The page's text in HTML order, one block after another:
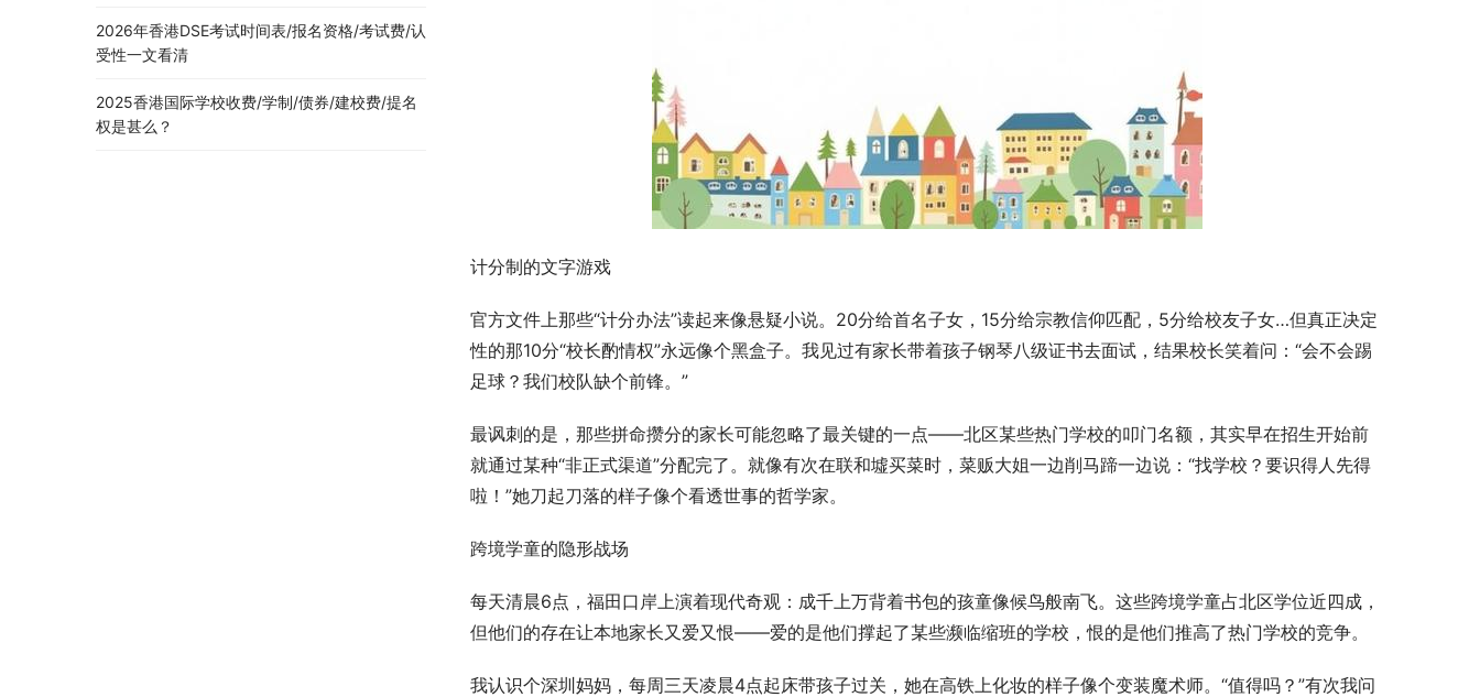
计分制的文字游戏
官方文件上那些“计分办法”读起来像悬疑小说。20分给首名子女，15分给宗教信仰匹配，5分给校友子女…但真正决定
性的那10分“校长酌情权”永远像个黑盒子。我见过有家长带着孩子钢琴八级证书去面试，结果校长笑着问：“会不会踢
足球？我们校队缺个前锋。”
最讽刺的是，那些拼命攒分的家长可能忽略了最关键的一点——北区某些热门学校的叩门名额，其实早在招生开始前
就通过某种“非正式渠道”分配完了。就像有次在联和墟买菜时，菜贩大姐一边削马蹄一边说：“找学校？要识得人先得
啦！”她刀起刀落的样子像个看透世事的哲学家。
跨境学童的隐形战场
每天清晨6点，福田口岸上演着现代奇观：成千上万背着书包的孩童像候鸟般南飞。这些跨境学童占北区学位近四成，
但他们的存在让本地家长又爱又恨——爱的是他们撑起了某些濒临缩班的学校，恨的是他们推高了热门学校的竞争。
我认识个深圳妈妈，每周三天凌晨4点起床带孩子过关，她在高铁上化妆的样子像个变装魔术师。“值得吗？”有次我问
2026年香港DSE考试时间表/报名资格/考试费/认
受性一文看清
2025香港国际学校收费/学制/债券/建校费/提名
权是甚么？